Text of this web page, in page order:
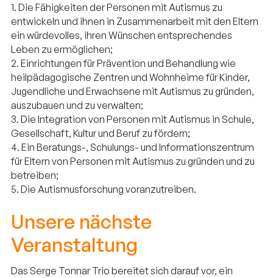
1. Die Fähigkeiten der Personen mit Autismus zu
entwickeln und ihnen in Zusammenarbeit mit den Eltern
ein würdevolles, ihren Wünschen entsprechendes
Leben zu ermöglichen;
2. Einrichtungen für Prävention und Behandlung wie
heilpädagogische Zentren und Wohnheime für Kinder,
Jugendliche und Erwachsene mit Autismus zu gründen,
auszubauen und zu verwalten;
3. Die Integration von Personen mit Autismus in Schule,
Gesellschaft, Kultur und Beruf zu fördern;
4. Ein Beratungs-, Schulungs- und Informationszentrum
für Eltern von Personen mit Autismus zu gründen und zu
betreiben;
5. Die Autismusforschung voranzutreiben.
Unsere nächste
Veranstaltung
Das Serge Tonnar Trio bereitet sich darauf vor, ein